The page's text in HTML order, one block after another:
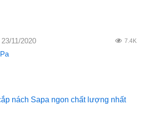
23/11/2020 7.4K
nách Sapa ngon chất lượng nhất